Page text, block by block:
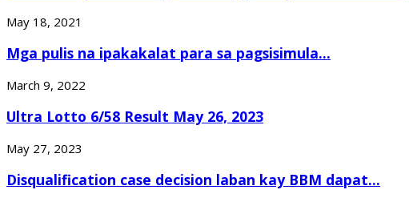
May 18, 2021
Mga pulis na ipakakalat para sa pagsisimula...
March 9, 2022
Ultra Lotto 6/58 Result May 26, 2023
May 27, 2023
Disqualification case decision laban kay BBM dapat...